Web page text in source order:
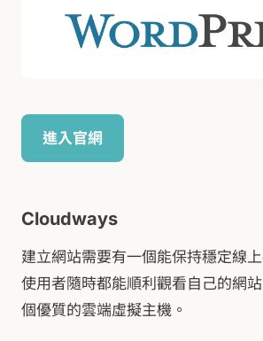
進入官網
Cloudways
建立網站需要有一個能保持穩定線
使用者隨時都能順利觀看自己的網
個優質的雲端虛擬主機。